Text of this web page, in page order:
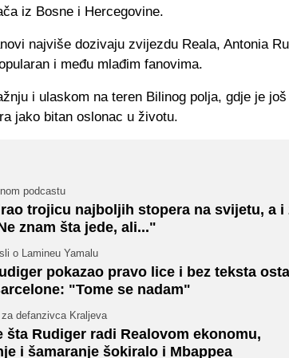
iz Bosne i Hercegovine.
najviše dozivaju zvijezdu Reala, Antonia
i među mlađim fanovima.
i ulaskom na teren Bilinog polja, gdje je još
jako bitan oslonac u životu.
podcastu
trojicu najboljih stopera na svijetu, a i
znam šta jede, ali..."
o Lamineu Yamalu
pokazao pravo lice i bez teksta
"Tome se nadam"
defanzivca Kraljeva
šta Rudiger radi Realovom ekonomu,
i šamaranje šokiralo i Mbappea